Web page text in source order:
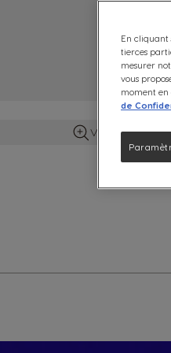
Voir plus
En cliquant
tierces
mesurer
vous
moment en
de